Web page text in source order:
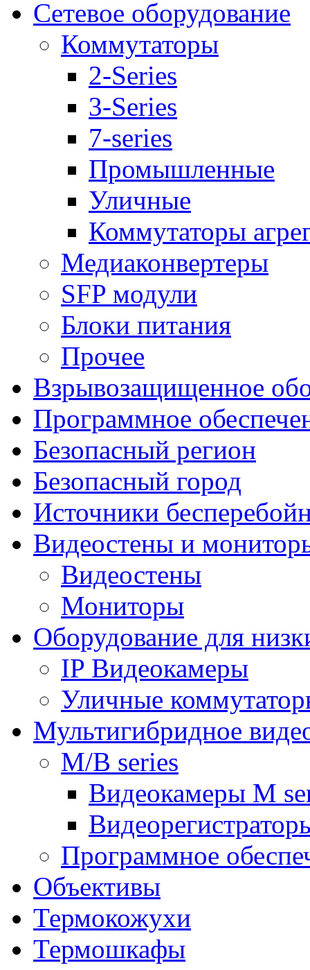
Сетевое оборудование
Коммутаторы
2-Series
3-Series
7-series
Промышленные
Уличные
Коммутаторы
Медиаконвертеры
SFP модули
Блоки питания
Прочее
Взрывозащищенное
Программное
Безопасный регион
Безопасный город
Источники
Видеостены и
Видеостены
Мониторы
Оборудование для
IP Видеокамеры
Уличные
Мультигибридное
M/B series
Видеокамеры M
Программное
Объективы
Термокожухи
Термошкафы